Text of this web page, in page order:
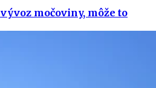
močoviny, môže to